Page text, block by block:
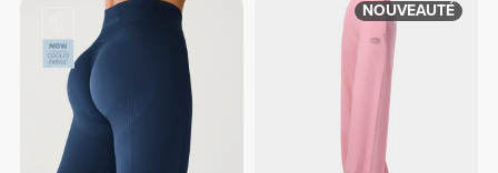
NOUVEAUTÉ